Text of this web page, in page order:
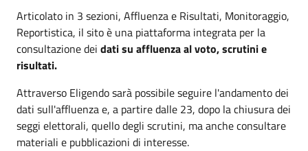
Articolato in 3 sezioni, Affluenza e Risultati, Monitoraggio,
Reportistica, il sito è una piattaforma integrata per la
consultazione dei dati su affluenza al voto, scrutini e
risultati.
Attraverso Eligendo sarà possibile seguire l'andamento dei
dati sull'affluenza e, a partire dalle 23, dopo la chiusura dei
seggi elettorali, quello degli scrutini, ma anche consultare
materiali e pubblicazioni di interesse.